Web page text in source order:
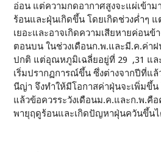
อ่อน แต่ความกดอากาศสูงจะแผ่เข้าม
ร้อนและฝุ่นเกิดขึ้น โดยเกิดช่วงค่ำๆ
เยอะและอาจเกิดความเสียหายค่อนข้
ตอนบน ในช่วงเดือนก.พ.และมี.ค.ค่า
ปกติ แต่อุณหภูมิเฉลี่ยอยู่ที่ 29 ,31 แล
เริ่มปรากฏการณ์ขึ้น ซึ่งต่างจากปีที่แ
นีญ่า จึงทำให้มีโอกาสค่าฝุ่นจะเพิ่มขึ้
แล้วข้อควรระวังเดือนม.ค.และก.พ.คื
พายุฤดูร้อนและเกิดปัญหาฝุ่นควันขึ้น